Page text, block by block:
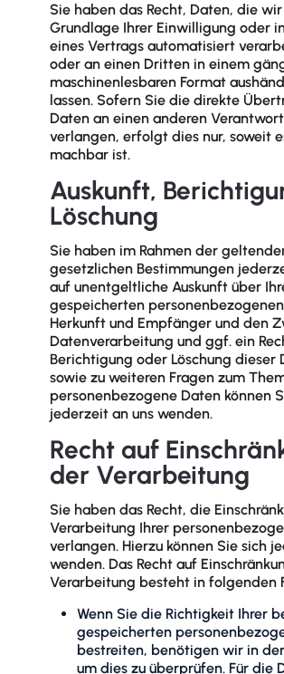
Sie haben das Recht, Daten, die
Grundlage Ihrer Einwilligung oder
eines Vertrags automatisiert
oder an einen Dritten in einem
maschinenlesbaren Format
lassen. Sofern Sie die direkte
Daten an einen anderen
verlangen, erfolgt dies nur, soweit
machbar ist.
Auskunft,
Löschung
Sie haben im Rahmen der
gesetzlichen Bestimmungen
auf unentgeltliche Auskunft über
gespeicherten
Herkunft und Empfänger und den
Datenverarbeitung und ggf. ein
Berichtigung oder Löschung dieser
sowie zu weiteren Fragen zum
personenbezogene Daten können
jederzeit an uns wenden.
Recht auf
der Verarbeitung
Sie haben das Recht, die
Verarbeitung Ihrer
verlangen. Hierzu können Sie sich
wenden. Das Recht auf
Verarbeitung besteht in folgenden
Wenn Sie die Richtigkeit Ihrer
gespeicherten
bestreiten, benötigen wir in
um dies zu überprüfen. Für die